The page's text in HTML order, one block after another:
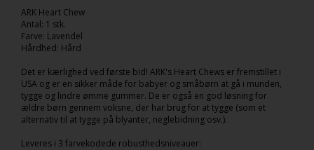
ARK Heart Chew
Antal: 1 stk.
Farve: Lavendel
Hårdhed: Hård
Det er kærlighed ved første bid! ARK's Heart Chews er fremstillet i
USA og er en sikker måde for babyer og småbørn at gå i munden,
tygge og lindre ømme gummer. De er også en god løsning for
ældre børn gennem voksne, der har brug for at tygge (som et
alternativ til at tygge på blyanter, neglebidning osv.).
Leveres i 3 farvekodede robusthedsniveauer: